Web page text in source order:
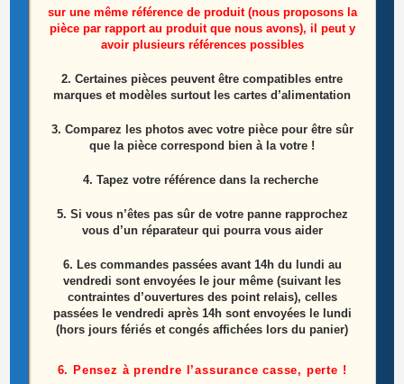
Ensemble Haut Parleurs Télé Samsung
sur une même référence de produit (nous proposons la
pièce par rapport au produit que nous avons), il peut y
avoir plusieurs références possibles
2. Certaines pièces peuvent être compatibles entre
marques et modèles surtout les cartes d’alimentation
3. Comparez les photos avec votre pièce pour être sûr
que la pièce correspond bien à la votre !
4. Tapez votre référence dans la recherche
5. Si vous n’êtes pas sûr de votre panne rapprochez
vous d’un réparateur qui pourra vous aider
6. Les commandes passées avant 14h du lundi au
vendredi sont envoyées le jour même (suivant les
contraintes d’ouvertures des point relais), celles
passées le vendredi après 14h sont envoyées le lundi
(hors jours fériés et congés affichées lors du panier)
6. Pensez à prendre l’assurance casse, perte !